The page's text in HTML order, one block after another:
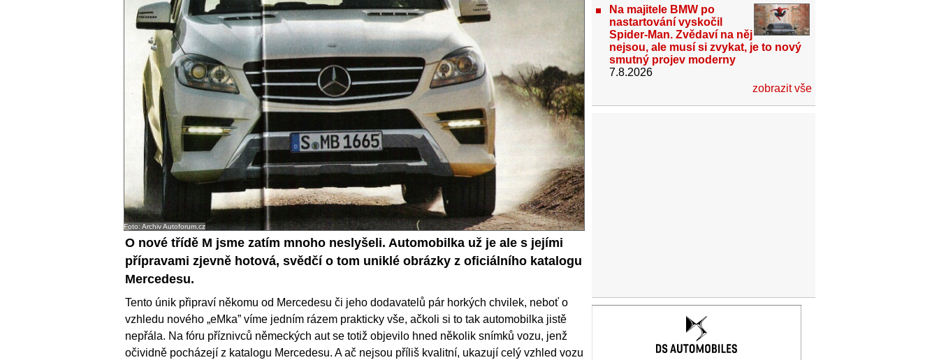
Foto: Archiv Autoforum.cz
O nové třídě M jsme zatím mnoho neslyšeli. Automobilka už je ale s jejími
přípravami zjevně hotová, svědčí o tom uniklé obrázky z oficiálního katalogu
Mercedesu.
Tento únik připraví někomu od Mercedesu či jeho dodavatelů pár horkých chvilek, neboť o
vzhledu nového „eMka” víme jedním rázem prakticky vše, ačkoli si to tak automobilka jistě
nepřála. Na fóru příznivců německých aut se totiž objevilo hned několik snímků vozu, jenž
očividně pocházejí z katalogu Mercedesu. A ač nejsou příliš kvalitní, ukazují celý vzhled vozu
Na majitele BMW po
nastartování vyskočil
Spider-Man. Zvědaví na něj
nejsou, ale musí si zvykat, je to nový
smutný projev moderny
7.8.2026
zobrazit vše